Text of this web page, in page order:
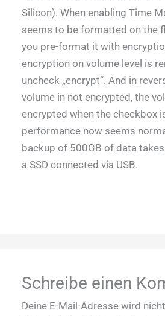
Silicon). When enabling Time
seems to be formatted on the
you pre-format it with
encryption on volume level is
uncheck „encrypt“. And in
volume in not encrypted, the
encrypted when the checkbox
performance now seems
backup of 500GB of data
a SSD connected via USB.
Schreibe einen
Deine E-Mail-Adresse wird